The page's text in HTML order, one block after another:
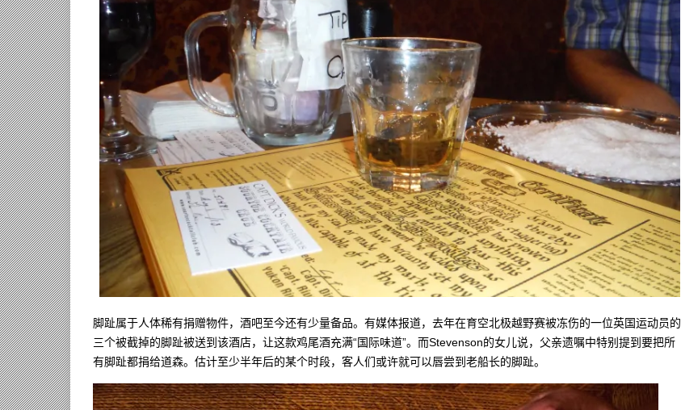
脚趾属于人体稀有捐赠物件，酒吧至今还有少量备品。有媒体报道，去年在育空北极越野赛被冻伤的一位英国运动员的
三个被截掉的脚趾被送到该酒店，让这款鸡尾酒充满“国际味道”。而Stevenson的女儿说，父亲遗嘱中特别提到要把所
有脚趾都捐给道森。估计至少半年后的某个时段，客人们或许就可以唇尝到老船长的脚趾。